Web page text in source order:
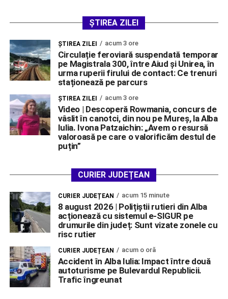
ȘTIREA ZILEI
ŞTIREA ZILEI acum 3 ore
Circulație feroviară suspendată temporar
pe Magistrala 300, între Aiud și Unirea, în
urma ruperii firului de contact: Ce trenuri
staționează pe parcurs
ŞTIREA ZILEI acum 3 ore
Video | Descoperă Rowmania, concurs de
vâslit în canotci, din nou pe Mureș, la Alba
Iulia. Ivona Patzaichin: „Avem o resursă
valoroasă pe care o valorificăm destul de
puțin”
CURIER JUDEȚEAN
CURIER JUDEȚEAN acum 15 minute
8 august 2026 | Polițiștii rutieri din Alba
acționează cu sistemul e-SIGUR pe
drumurile din județ: Sunt vizate zonele cu
risc rutier
CURIER JUDEȚEAN acum o oră
Accident în Alba Iulia: Impact între două
autoturisme pe Bulevardul Republicii.
Trafic îngreunat